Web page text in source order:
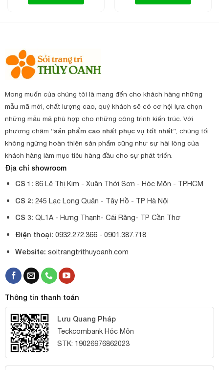
Mong muốn của chúng tôi là mang đến cho khách hàng những
mẫu mã mới, chất lượng cao, quý khách sẽ có cơ hội lựa chọn
những mẫu mã phù hợp cho những công trình kiến trúc. Với
phương châm “sản phẩm cao nhất phục vụ tốt nhất”, chúng tối
không ngừng hoàn thiện sản phẩm cũng như sự hài lòng của
khách hàng làm mục tiêu hàng đầu cho sự phát triển.
Địa chỉ showroom
CS 1: 86 Lê Thị Kim - Xuân Thới Sơn - Hóc Môn - TP.HCM
CS 2: 245 Lạc Long Quân - Tây Hồ - TP Hà Nội
CS 3: QL1A - Hưng Thạnh- Cái Răng- TP Cần Thơ
Điện thoại: 0932.272.366 - 0901.387.718
Website: soitrangtrithuyoanh.com
Thông tin thanh toán
Lưu Quang Pháp
Teckcombank Hóc Môn
STK: 19026976862023